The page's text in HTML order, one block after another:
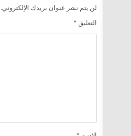
لن يتم نشر عنوان بريدك الإلكتروني.
التعليق *